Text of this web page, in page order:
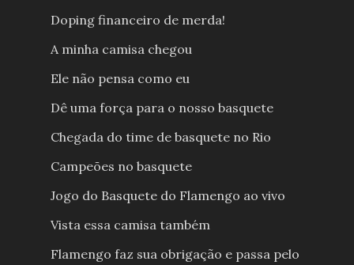
Doping financeiro de merda!
A minha camisa chegou
Ele não pensa como eu
Dê uma força para o nosso basquete
Chegada do time de basquete no Rio
Campeões no basquete
Jogo do Basquete do Flamengo ao vivo
Vista essa camisa também
Flamengo faz sua obrigação e passa pelo